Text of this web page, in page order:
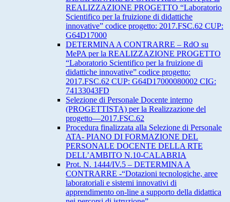
REALIZZAZIONE PROGETTO “Laboratorio
Scientifico per la fruizione di didattiche
innovative” codice progetto: 2017.FSC.62 CUP:
G64D17000
DETERMINA A CONTRARRE – RdO su
MePA per la REALIZZAZIONE PROGETTO
“Laboratorio Scientifico per la fruizione di
didattiche innovative” codice progetto:
2017.FSC.62 CUP: G64D17000080002 CIG:
74133043FD
Selezione di Personale Docente interno
(PROGETTISTA) per la Realizzazione del
progetto—2017.FSC.62
Procedura finalizzata alla Selezione di Personale
ATA- PIANO DI FORMAZIONE DEL
PERSONALE DOCENTE DELLA RTE
DELL’AMBITO N.10-CALABRIA
Prot. N. 1444/IV.5 – DETERMINA A
CONTRARRE -“Dotazioni tecnologiche, aree
laboratoriali e sistemi innovativi di
apprendimento on-line a supporto della didattica